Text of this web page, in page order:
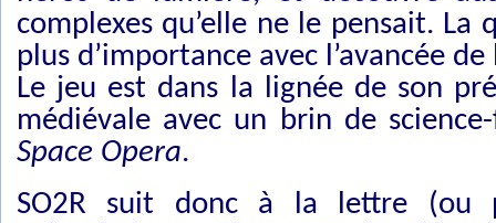
complexes qu’elle ne le pensait. La
plus d’importance avec l’avancée de
Le jeu est dans la lignée de son
médiévale avec un brin de
Space Opera.
SO2R suit donc à la lettre (ou